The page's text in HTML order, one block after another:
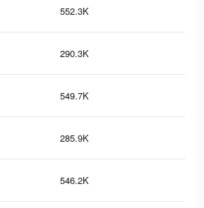
552.3K
290.3K
549.7K
285.9K
546.2K